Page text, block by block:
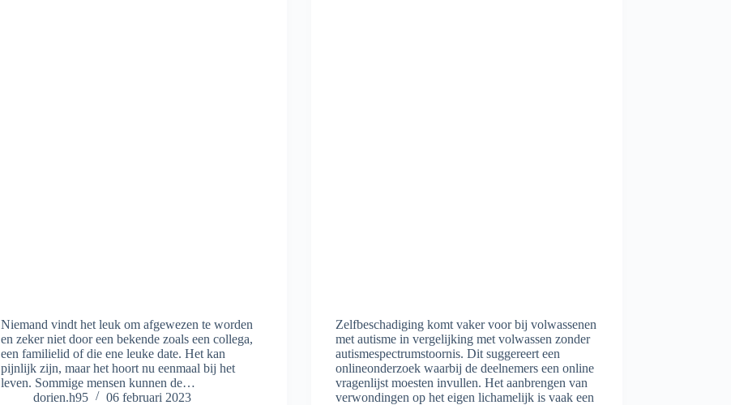
Niemand vindt het leuk om afgewezen te worden
en zeker niet door een bekende zoals een collega,
een familielid of die ene leuke date. Het kan
pijnlijk zijn, maar het hoort nu eenmaal bij het
leven. Sommige mensen kunnen de…
dorien.h95
06 februari 2023
Zelfbeschadiging komt vaker voor bij volwassenen
met autisme in vergelijking met volwassen zonder
autismespectrumstoornis. Dit suggereert een
onlineonderzoek waarbij de deelnemers een online
vragenlijst moesten invullen. Het aanbrengen van
verwondingen op het eigen lichamelijk is vaak een